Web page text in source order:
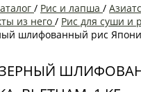
/ Рис и лапша /
из него / Рис для суши и
шлифованный рис